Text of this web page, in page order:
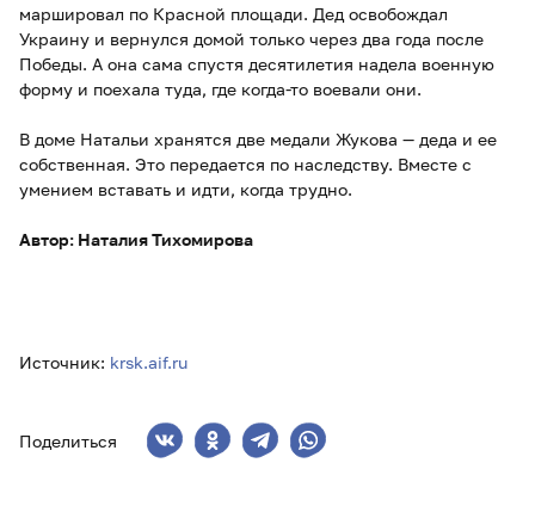
маршировал по Красной площади. Дед освобождал
Украину и вернулся домой только через два года после
Победы. А она сама спустя десятилетия надела военную
форму и поехала туда, где когда-то воевали они.
В доме Натальи хранятся две медали Жукова — деда и ее
собственная. Это передается по наследству. Вместе с
умением вставать и идти, когда трудно.
Автор: Наталия Тихомирова
Источник: krsk.aif.ru
Поделиться